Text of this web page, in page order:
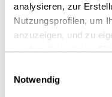
analysieren, zur
Nutzungsprofilen, um
anzuzeigen, und zu
auch außerhalb der
Regelungen das
Notwendig
berücksichtigen. Im
Umsatz der
ggf. als
des EuGH auch für